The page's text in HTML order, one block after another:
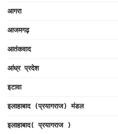
आगरा
आजमगढ़
आतंकवाद
आंध्र प्रदेश
इटावा
इलाहाबाद (प्रयागराज) मंडल
इलाहाबाद( प्रयागराज )